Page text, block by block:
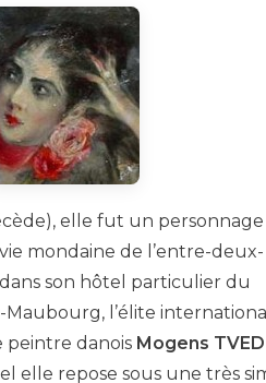
elle fut un personnage
mondaine de l’entre-deux-
son hôtel particulier du
l’élite
peintre danois Mogens
elle repose sous une très